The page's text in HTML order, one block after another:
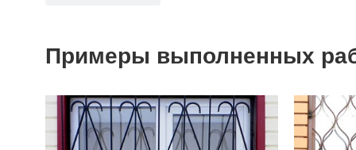
Примеры выполненных